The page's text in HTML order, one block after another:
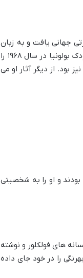
جهانی یافت و به زبان
های مختلف ترجمه شد، «ماهی سیاه کوچولو» است. این اثر نمادین، جایزه بین المللی کتاب کودک بولونیا در سال ۱۹۶۸ را
بود. از دیگر آثار او می
و او را به شخصیتی
های فولکلور و نوشته
را در خود جای داده